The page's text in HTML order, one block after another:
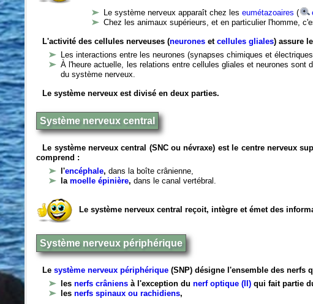
Le système nerveux apparaît chez leseumétazoaires (
Chez les animaux supérieurs, et en particulier l'homme,
L'activité des cellules nerveuses (neurones etcellules gliales) assure
Les interactions entre les neurones (synapses chimiques et
À l'heure actuelle, les relations entre cellules gliales et neurones
du système nerveux.
Le système nerveux est divisé en deux parties.
Système nerveux central
Le système nerveux central (SNC ou névraxe) est le centre nerveux
comprend :
l'encéphale,dans la boîte crânienne,
lamoelle épinière,dans le canal vertébral.
Le système nerveux central reçoit, intègre et émet des
Système nerveux périphérique
Lesystème nerveux périphérique (SNP) désigne l'ensemble des nerfs
lesnerfs crâniens à l'exception du nerf optique (II) qui fait partie
lesnerfs spinaux ou rachidiens,